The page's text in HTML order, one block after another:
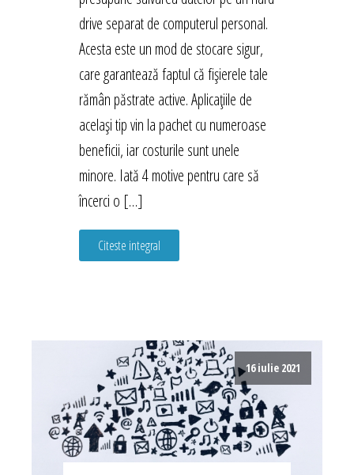
drive separat de computerul personal.
Acesta este un mod de stocare sigur,
care garantează faptul că fișierele tale
rămân păstrate active. Aplicațiile de
același tip vin la pachet cu numeroase
beneficii, iar costurile sunt unele
minore. Iată 4 motive pentru care să
încerci o […]
Citeste integral
16 iulie 2021